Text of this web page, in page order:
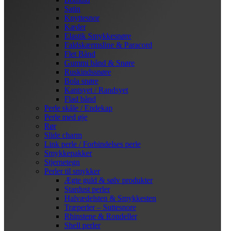
Satin
Knyttesnor
Kæder
Elastik Smykkesnøre
Faldskærmsline & Paracord
Flet Bånd
Gummi bånd & Snøre
Ruskindssnøre
Bola snøre
Kantsyet / Randsyet
Flad bånd
Perle skåle / Endekap
Perle med øje
Rør
Slide charm
Link perle / Forbindelses perle
Smykkepakker
Stjernetegn
Perler til smykker
Ægte guld & sølv produkter
Stardust perler
Halvædelsten & Smykkesten
Træperler – Suttesnore
Rhinstene & Rondeller
Shell perler